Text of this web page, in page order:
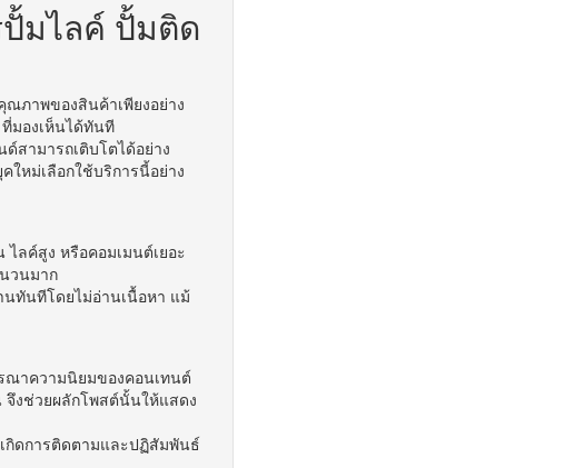
ปั้มไลค์ ปั้มติด
ภาพของสินค้าเพียงอย่าง
มองเห็นได้ทันที
สามารถเติบโตได้อย่าง
ใหม่เลือกใช้บริการนี้อย่าง
ลค์สูง หรือคอมเมนต์เยอะ
วนมาก
นทันทีโดยไม่อ่านเนื้อหา แม้
ณาความนิยมของคอนเทนต์
งช่วยผลักโพสต์นั้นให้แสดง
กิดการติดตามและปฏิสัมพันธ์